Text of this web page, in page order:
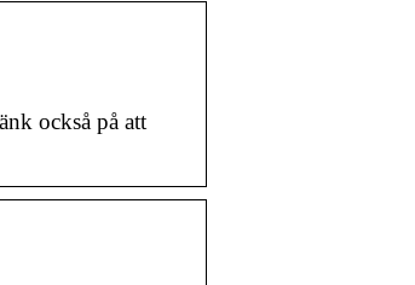
också på att